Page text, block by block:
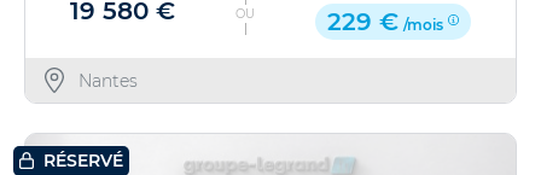
19 580 € OU 229 € /mois
Nantes
RÉSERVÉ